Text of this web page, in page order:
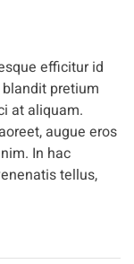
efficitur id
pretium
at aliquam.
augue eros
In hac
tellus,